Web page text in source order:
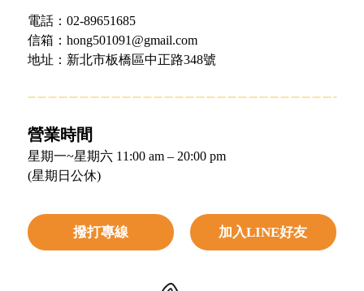
電話：02-89651685
信箱：hong501091@gmail.com
地址：新北市板橋區中正路348號
營業時間
星期一~星期六 11:00 am – 20:00 pm
(星期日公休)
撥打專線 加入LINE好友